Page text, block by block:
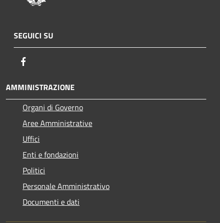
SEGUICI SU
AMMINISTRAZIONE
Organi di Governo
Aree Amministrative
Uffici
Enti e fondazioni
Politici
Personale Amministrativo
Documenti e dati